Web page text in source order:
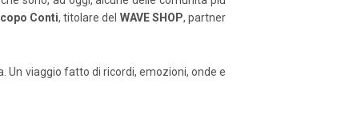
Conti, titolare del WAVE SHOP, partner
viaggio fatto di ricordi, emozioni, onde e